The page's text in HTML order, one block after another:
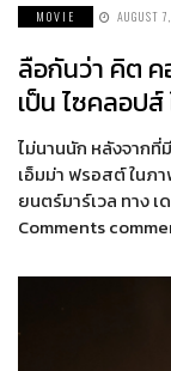
MOVIE AUGUST
ลือกันว่า คิต ค
เป็น ไซคลอป
ไม่นานนัก หลังจากที่
เอ็มม่า ฟรอสต์ ในภ
ยนตร์มาร์เวล ทาง
Comments